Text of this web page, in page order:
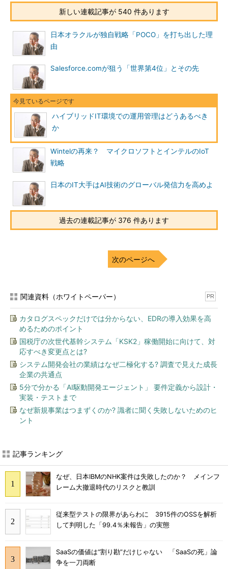
新しい連載記事が 540 件あります
日本オラクルが独自戦略「POCO」を打ち出した理
由
Salesforce.comが狙う「世界第4位」とその先
ハイブリッドIT環境での運用管理はどうあるべき
か
Wintelの再来？ マイクロソフトとインテルのIoT
戦略
日本のIT大手はAI技術のグローバル発信力を高めよ
過去の連載記事が 376 件あります
次のページへ
関連資料（ホワイトペーパー） PR
カタログスペックだけでは分からない、EDRの導入効果を高
めるためのポイント
国税庁の次世代基幹システム「KSK2」稼働開始に向けて、対
応すべき変更点とは?
システム開発会社の業績はなぜ二極化する? 調査で見えた成長
企業の共通点
5分で分かる「AI駆動開発エージェント」 要件定義から設計・
実装・テストまで
なぜ新規事業はつまずくのか? 識者に聞く失敗しないためのヒ
ント
記事ランキング
なぜ、日本IBMのNHK案件は失敗したのか？ メインフ
レーム大撤退時代のリスクと教訓
従来型テストの限界があらわに 3915件のOSSを解析
して判明した「99.4％未報告」の実態
SaaSの価値は“割り勘”だけじゃない 「SaaSの死」論
争を一刀両断